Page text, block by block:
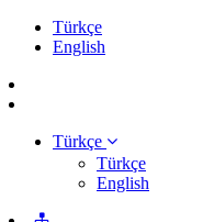
Türkçe
English
Türkçe
Türkçe
English